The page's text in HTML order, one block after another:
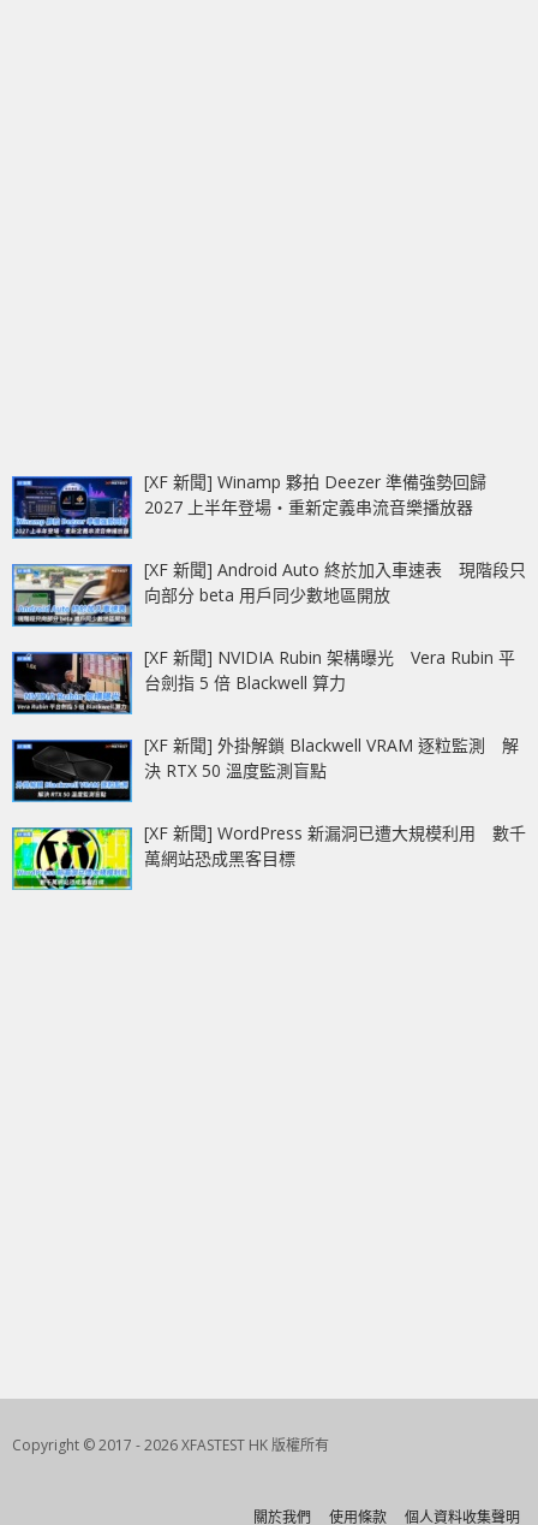
[XF 新聞] Winamp 夥拍 Deezer 準備強勢回歸
2027 上半年登場‧重新定義串流音樂播放器
[XF 新聞] Android Auto 終於加入車速表 現階段只
向部分 beta 用戶同少數地區開放
[XF 新聞] NVIDIA Rubin 架構曝光 Vera Rubin 平
台劍指 5 倍 Blackwell 算力
[XF 新聞] 外掛解鎖 Blackwell VRAM 逐粒監測 解
決 RTX 50 溫度監測盲點
[XF 新聞] WordPress 新漏洞已遭大規模利用 數千
萬網站恐成黑客目標
Copyright © 2017 - 2026 XFASTEST HK 版權所有
關於我們 使用條款 個人資料收集聲明